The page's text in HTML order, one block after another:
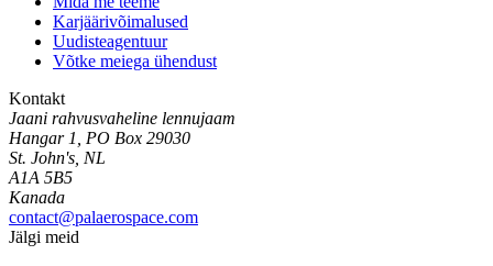
Karjäärivõimalused
Uudisteagentuur
Võtke meiega ühendust
Kontakt
Jaani rahvusvaheline lennujaam
Hangar 1, PO Box 29030
St. John's, NL
A1A 5B5
Kanada
contact@palaerospace.com
Jälgi meid